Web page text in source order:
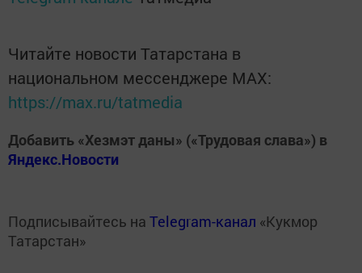
Читайте новости Татарстана в
национальном мессенджере MАХ:
https://max.ru/tatmedia
Добавить «Хезмэт даны» («Трудовая слава») в
Яндекс.Новости
Подписывайтесь на Telegram-канал «Кукмор
Татарстан»